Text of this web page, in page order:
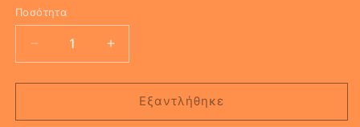
Ποσότητα
Μείωση
ποσότητας
για
[Face
Αύξηση
ποσότητας
για
[Face
Εξαντλήθηκε